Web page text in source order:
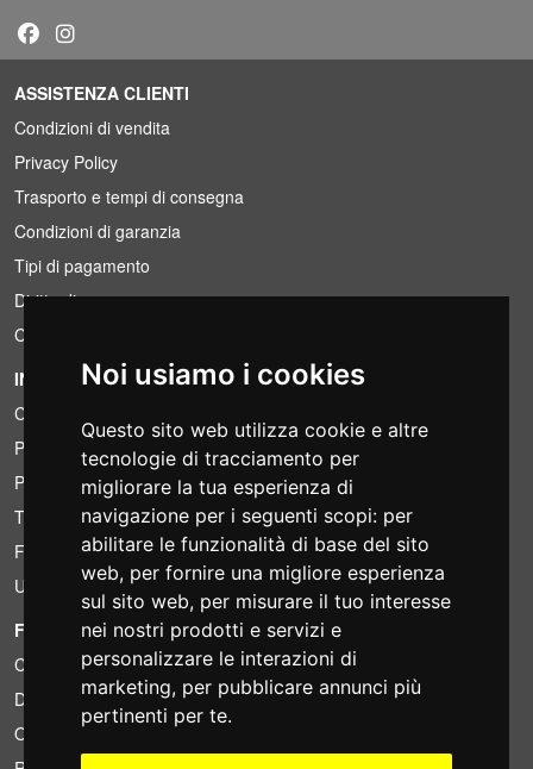
Noi usiamo i cookies
Questo sito web utilizza cookie e altre
tecnologie di tracciamento per
migliorare la tua esperienza di
navigazione per i seguenti scopi: per
abilitare le funzionalità di base del sito
web, per fornire una migliore esperienza
sul sito web, per misurare il tuo interesse
nei nostri prodotti e servizi e
personalizzare le interazioni di
marketing, per pubblicare annunci più
pertinenti per te.
ASSISTENZA CLIENTI
Condizioni di vendita
Privacy Policy
Trasporto e tempi di consegna
Condizioni di garanzia
Tipi di pagamento
Diritto di recesso
Condizioni IVA
INFORMAZIONI
Condizioni di noleggio
Preventivi
Pacchetti risparmio
Trovato a meno?
Finanziamento
Usato
FOTOCOLOMBO.IT
Chi siamo
Dove siamo
Orari di negozio